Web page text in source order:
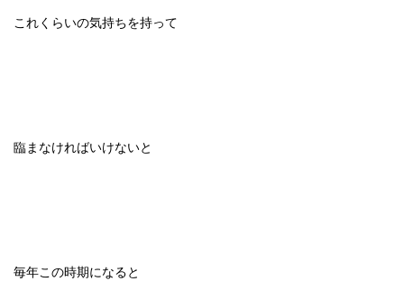
これくらいの気持ちを持って
臨まなければいけないと
毎年この時期になると